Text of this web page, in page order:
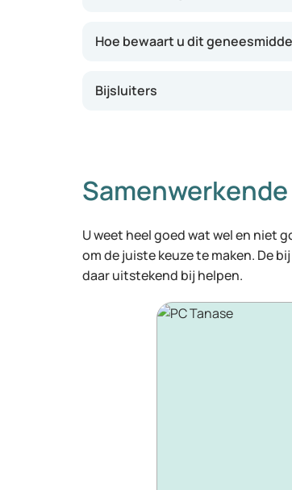
Hoe bewaart u dit
Bijsluiters
U weet heel goed wat wel en niet
om de juiste keuze te maken. De
daar uitstekend bij helpen.